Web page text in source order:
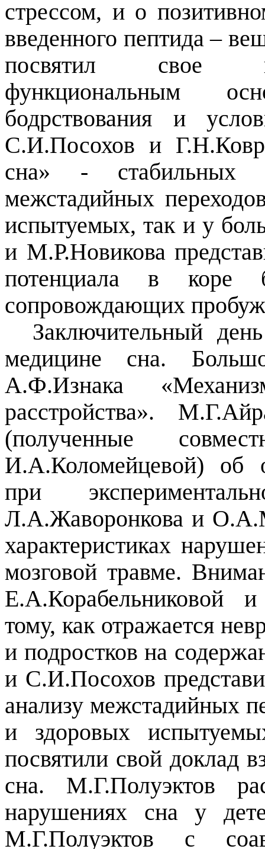
стрессом, и о
введенного пептида –
посвятил свое
функциональным
бодрствования и
С.И.Посохов и
сна» - стабильных
межстадийных
испытуемых, так и у
и М.Р.Новикова
потенциала в коре
сопровождающих
Заключительный
медицине сна.
А.Ф.Изнака
расстройства».
(полученные
И.А.Коломейцевой) об
при
Л.А.Жаворонкова и
характеристиках
мозговой травме.
Е.А.Корабельниковой
тому, как отражается
и подростков на
и С.И.Посохов
анализу межстадийных
и здоровых
посвятили свой доклад
сна. М.Г.Полуэктов
нарушениях сна у
М.Г.Полуэктов с